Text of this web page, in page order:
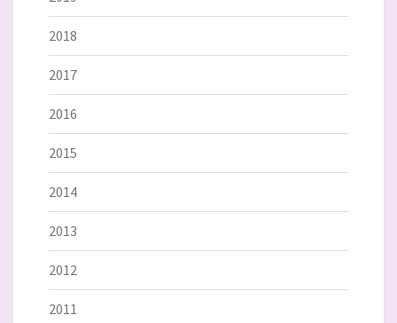
2018
2017
2016
2015
2014
2013
2012
2011